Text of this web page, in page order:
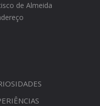
de Almeida